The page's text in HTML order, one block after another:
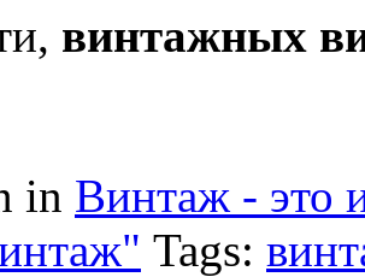
винтажных
in Винтаж - это
Tags: